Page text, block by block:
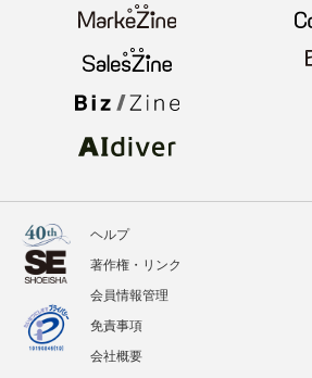
ヘルプ
著作権・リンク
会員情報管理
免責事項
会社概要